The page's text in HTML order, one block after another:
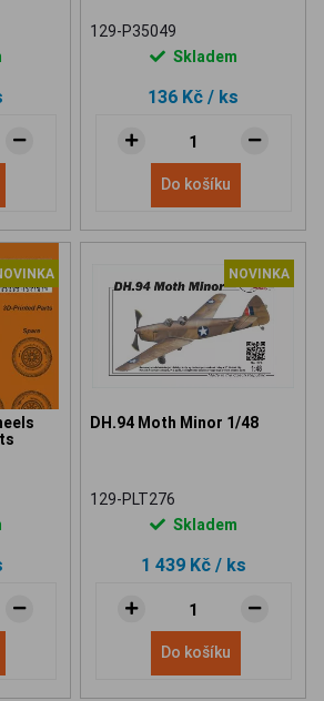
129-P35049
Skladem
136 Kč / ks
Do košíku
NOVINKA
DH.94 Moth Minor 1/48
129-PLT276
Skladem
1 439 Kč / ks
Do košíku